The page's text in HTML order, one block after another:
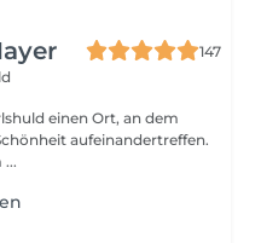
147
einen Ort, an dem
aufeinandertreffen.